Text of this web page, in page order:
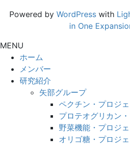
Powered by WordPress with
in One
MENU
ホーム
メンバー
研究紹介
矢部グループ
ペクチン・プロジェ
プロテオグリカン
野菜機能・プロジェ
オリゴ糖・プロジェ